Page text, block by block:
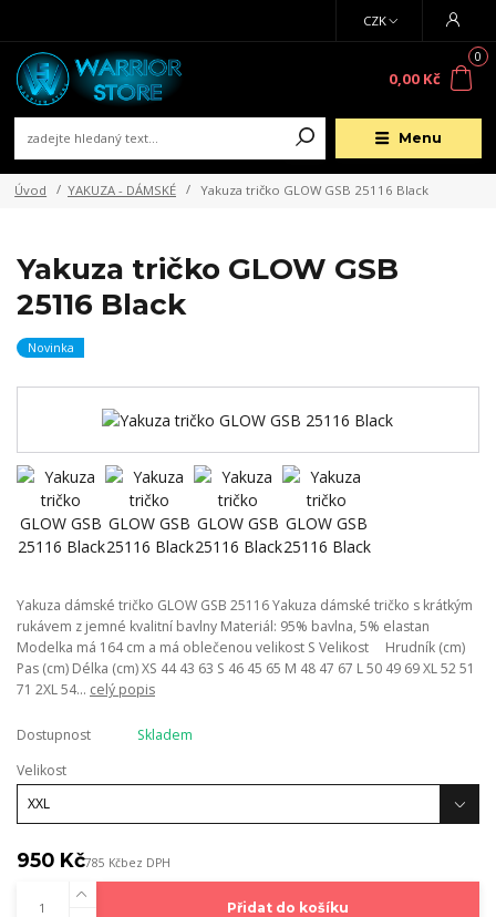
Menu
CZK
0
0,00 Kč
Úvod YAKUZA - DÁMSKÉ Yakuza tričko GLOW GSB 25116 Black
Yakuza tričko GLOW GSB
25116 Black
Novinka
Yakuza dámské tričko GLOW GSB 25116 Yakuza dámské tričko s krátkým
rukávem z jemné kvalitní bavlny Materiál: 95% bavlna, 5% elastan
Modelka má 164 cm a má oblečenou velikost S Velikost Hrudník (cm)
Pas (cm) Délka (cm) XS 44 43 63 S 46 45 65 M 48 47 67 L 50 49 69 XL 52 51
71 2XL 54... celý popis
Dostupnost
Skladem
Velikost
950 Kč785 Kčbez DPH
Přidat do košíku